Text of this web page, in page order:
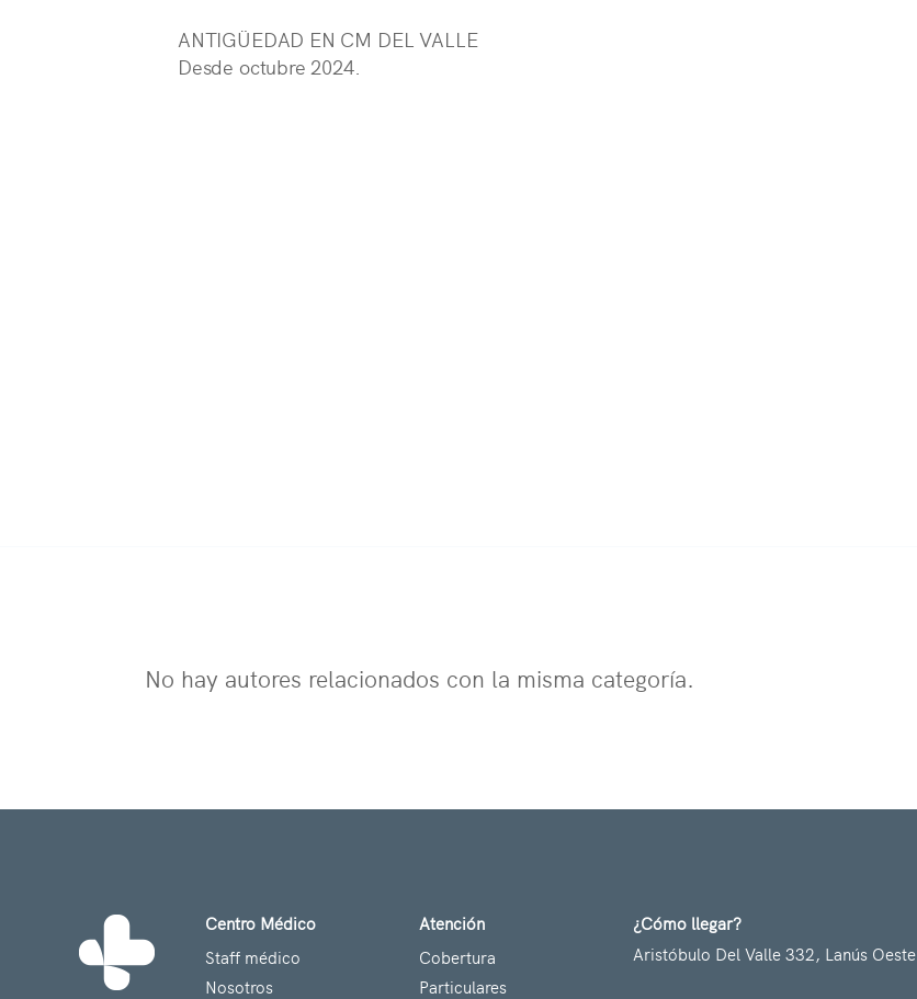
ANTIGÜEDAD EN CM DEL VALLE
Desde octubre 2024.
No hay autores relacionados con la misma categoría.
Centro Médico
Staff médico
Nosotros
Atención
Cobertura
Particulares
¿Cómo llegar?
Aristóbulo Del Valle 332, Lanús Oeste